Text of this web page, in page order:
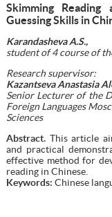
Skimming
Guessing Skills in
Karandasheva A.S.,
student of 4 course of
Research supervisor:
KazantsevaAnastasia
Senior Lecturer of the
Foreign Languages
Sciences
Abstract. This article
and practical
effective method for
reading in Chinese.
Keywords: Chinese